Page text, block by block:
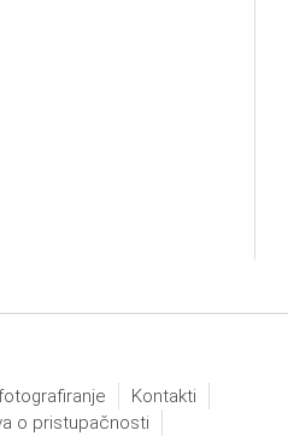
Kontakti
o pristupačnosti